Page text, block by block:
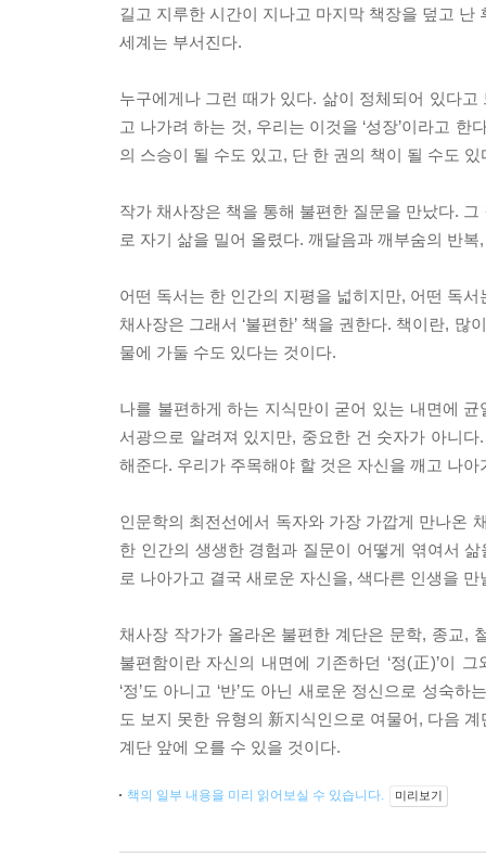
길고 지루한 시간이 지나고 마지막 책장을 덮고
세계는 부서진다.
누구에게나 그런 때가 있다. 삶이 정체되어 있다
고 나가려 하는 것, 우리는 이것을 ‘성장’이라고
의 스승이 될 수도 있고, 단 한 권의 책이 될 수도 있
작가 채사장은 책을 통해 불편한 질문을 만났다.
로 자기 삶을 밀어 올렸다. 깨달음과 깨부숨의 반
어떤 독서는 한 인간의 지평을 넓히지만, 어떤 독
채사장은 그래서 ‘불편한’ 책을 권한다. 책이란,
물에 가둘 수도 있다는 것이다.
나를 불편하게 하는 지식만이 굳어 있는 내면에
서광으로 알려져 있지만, 중요한 건 숫자가 아니
해준다. 우리가 주목해야 할 것은 자신을 깨고 나아
인문학의 최전선에서 독자와 가장 가깝게 만나온
한 인간의 생생한 경험과 질문이 어떻게 엮여서
로 나아가고 결국 새로운 자신을, 색다른 인생을
채사장 작가가 올라온 불편한 계단은 문학, 종교,
불편함이란 자신의 내면에 기존하던 ‘정(正)’이
‘정’도 아니고 ‘반’도 아닌 새로운 정신으로 성숙
도 보지 못한 유형의 新지식인으로 여물어, 다음
계단 앞에 오를 수 있을 것이다.
책의 일부 내용을 미리 읽어보실 수 있습니다. 미리보기